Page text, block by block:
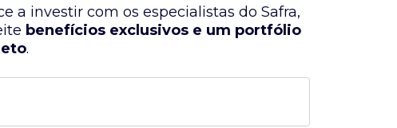
a investir com os especialistas do Safra,
benefícios exclusivos e um portfólio
.